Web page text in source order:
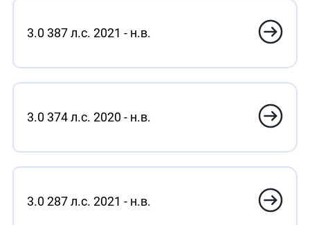
3.0 387 л.с. 2021 - н.в.
3.0 374 л.с. 2020 - н.в.
3.0 287 л.с. 2021 - н.в.